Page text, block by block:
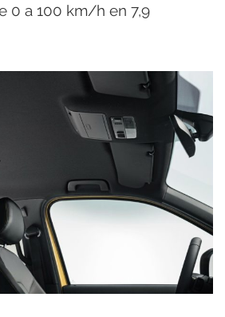
0 a 100 km/h en 7,9